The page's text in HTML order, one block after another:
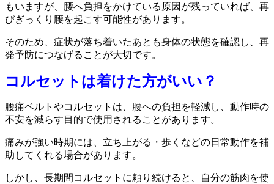
もいますが、腰へ負担をかけている原因が残っていれば、再
びぎっくり腰を起こす可能性があります。
そのため、症状が落ち着いたあとも身体の状態を確認し、再
発予防につなげることが大切です。
コルセットは着けた方がいい？
腰痛ベルトやコルセットは、腰への負担を軽減し、動作時の
不安を減らす目的で使用されることがあります。
痛みが強い時期には、立ち上がる・歩くなどの日常動作を補
助してくれる場合があります。
しかし、長期間コルセットに頼り続けると、自分の筋肉を使